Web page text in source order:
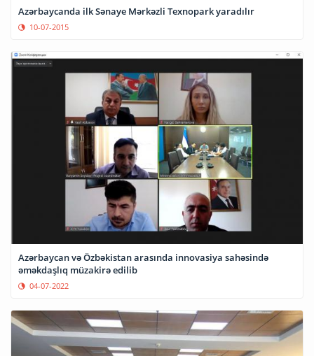
Azərbaycanda ilk Sənaye Mərkəzli Texnopark yaradılır
10-07-2015
Azərbaycan və Özbəkistan arasında innovasiya sahəsində
əməkdaşlıq müzakirə edilib
04-07-2022